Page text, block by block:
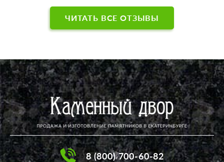
грамотно и быстро составили
договор.Молодцы!!! Родственникам
понравилось. Рекомендую всем, очень
в итоге Вас разочароваться. Сейчас редко,
когда делаешь заказ и получаешь именно
то, что нужно. Работы сделаны
качественно, огромная благодарность
мастерам. Ещё раз спасибо! На Дальнем
Востоке я 2 года не могла найти
исполнителя на макет заказа, а Наталья
взялась. Рекомендую! Анжелика
ЧИТАТЬ ВСЕ ОТЗЫВЫ
8 (800) 700-60-82